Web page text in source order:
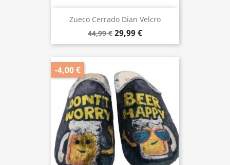
Zueco Cerrado Dian Velcro
44,99 € 29,99 €
-4,00 €